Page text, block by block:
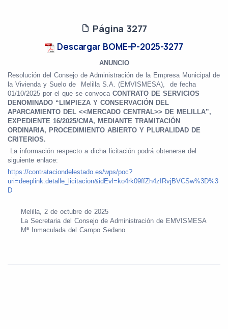
Página 3277
Descargar BOME-P-2025-3277
ANUNCIO
Resolución del Consejo de Administración de la Empresa Municipal de
la Vivienda y Suelo de
Melilla S.A. (EMVISMESA),
de fecha
01/10/2025 por el que se convoca CONTRATO DE SERVICIOS
DENOMINADO “LIMPIEZA Y CONSERVACIÓN DEL
APARCAMIENTO DEL <<MERCADO CENTRAL>> DE MELILLA”,
EXPEDIENTE 16/2025/CMA, MEDIANTE TRAMITACIÓN
ORDINARIA, PROCEDIMIENTO ABIERTO Y PLURALIDAD DE
CRITERIOS.
La información respecto a dicha licitación podrá obtenerse del
siguiente enlace:
https://contrataciondelestado.es/wps/poc?
uri=deeplink:detalle_licitacion&idEvl=ko4rk09ffZh4zIRvjBVCSw%3D%3
D
Melilla, 2 de octubre de 2025
La Secretaria del Consejo de Administración de EMVISMESA
Mª Inmaculada del Campo Sedano